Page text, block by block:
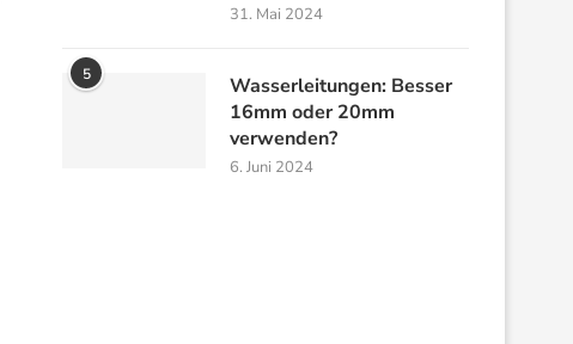
31. Mai 2024
5
Wasserleitungen: Besser
16mm oder 20mm
verwenden?
6. Juni 2024